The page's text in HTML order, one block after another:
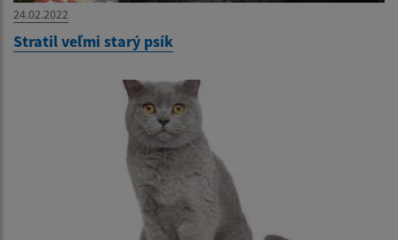
24.02.2022
Stratil veľmi starý psík